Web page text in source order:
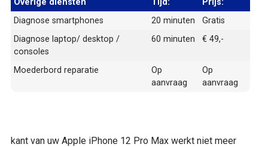
Overige diensten Tijd:
Prijs:
Diagnose smartphones
20 minuten
Gratis
Diagnose laptop/ desktop /
consoles
60 minuten € 49,-
Moederbord reparatie
Op
aanvraag
Op
aanvraag
kant van uw Apple iPhone 12 Pro Max werkt niet meer